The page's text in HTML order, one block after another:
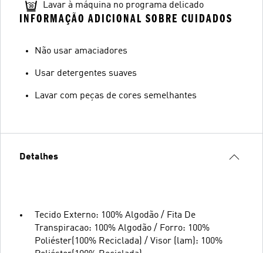
Lavar à máquina no programa delicado
INFORMAÇÃO ADICIONAL SOBRE CUIDADOS
Não usar amaciadores
Usar detergentes suaves
Lavar com peças de cores semelhantes
Detalhes
Tecido Externo: 100% Algodão / Fita De
Transpiracao: 100% Algodão / Forro: 100%
Poliéster(100% Reciclada) / Visor (lam): 100%